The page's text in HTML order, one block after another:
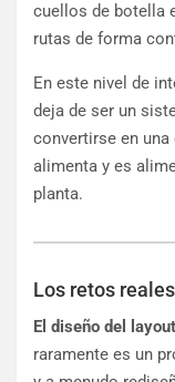
cuellos de botella
rutas de forma
En este nivel de
deja de ser un
convertirse en
alimenta y es
planta.
Los retos
El diseño del
raramente es un